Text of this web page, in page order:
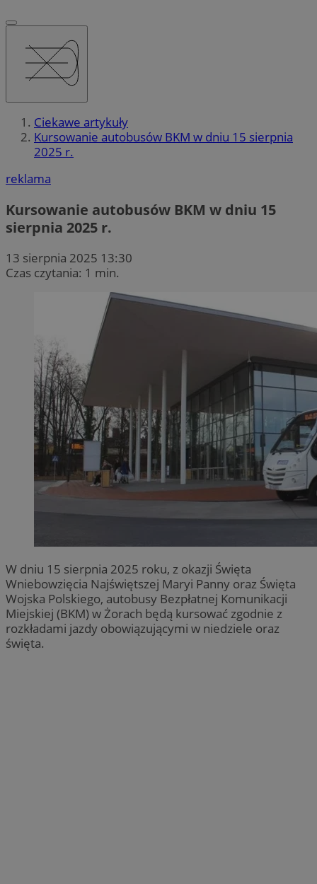
Ciekawe artykuły
Kursowanie autobusów BKM w dniu 15 sierpnia
2025 r.
reklama
Kursowanie autobusów BKM w dniu 15
sierpnia 2025 r.
13 sierpnia 2025 13:30
Czas czytania: 1 min.
W dniu 15 sierpnia 2025 roku, z okazji Święta
Wniebowzięcia Najświętszej Maryi Panny oraz Święta
Wojska Polskiego, autobusy Bezpłatnej Komunikacji
Miejskiej (BKM) w Żorach będą kursować zgodnie z
rozkładami jazdy obowiązującymi w niedziele oraz
święta.